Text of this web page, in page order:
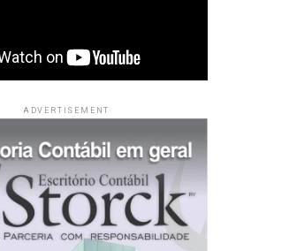
ADVERTISEMENT